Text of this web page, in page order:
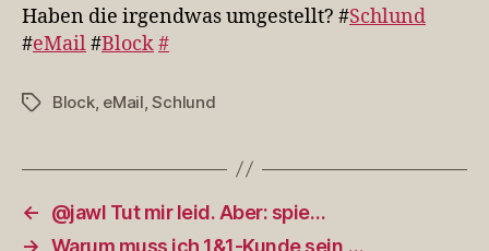
…
Haben die irgendwas umgestellt? #Schlund
#eMail#Block#
Schlagwörter
Block, eMail ,Schlund
←
@jawl Tut mir leid. Aber: spie…
→ Warum muss ich 1&1-Kunde sein,…